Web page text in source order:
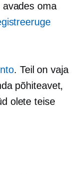
avades oma
. Teil on vaja
põhiteavet,
olete teise